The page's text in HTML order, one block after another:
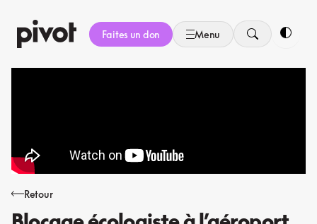
au
contenu
Faites un don Menu
Retour